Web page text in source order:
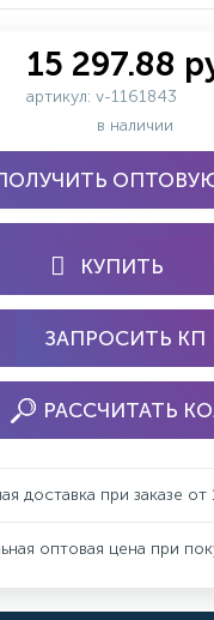
15 297.88
артикул: v-1161843
в наличии
КУПИТЬ
ЗАПРОСИТЬ КП
РАССЧИТАТЬ
доставка при заказе
оптовая цена при